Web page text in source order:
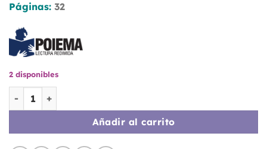
Páginas: 32
2 disponibles
El amigo que perdona cantidad
Añadir al carrito